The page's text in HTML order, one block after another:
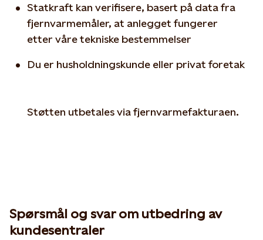
Statkraft kan verifisere, basert på data fra
fjernvarmemåler, at anlegget fungerer
etter våre tekniske bestemmelser
Du er husholdningskunde eller privat foretak
Støtten utbetales via fjernvarmefakturaen.
Spørsmål og svar om utbedring av
kundesentraler